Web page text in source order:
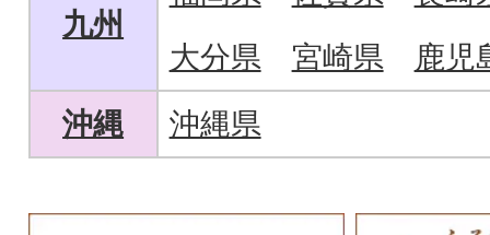
九州
大分県
宮崎県
鹿児
沖縄
沖縄県